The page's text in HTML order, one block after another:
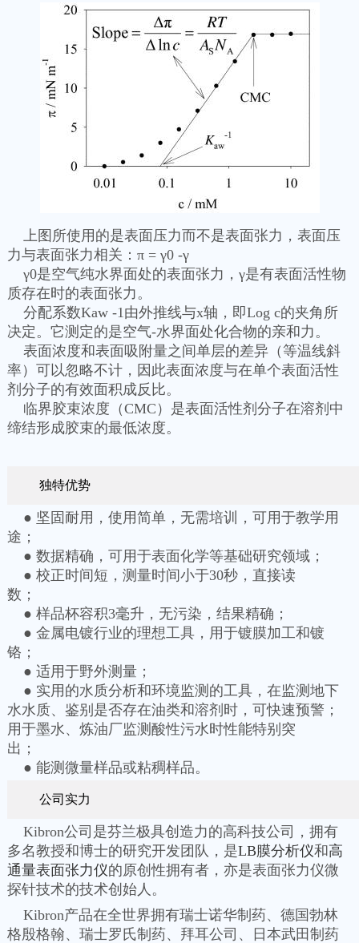
上图所使用的是表面压力而不是表面张力，表面压
力与表面张力相关：π = γ0 -γ
γ0是空气纯水界面处的表面张力，γ是有表面活性物
质存在时的表面张力。
分配系数Kaw -1由外推线与x轴，即Log c的夹角所
决定。它测定的是空气-水界面处化合物的亲和力。
表面浓度和表面吸附量之间单层的差异（等温线斜
率）可以忽略不计，因此表面浓度与在单个表面活性
剂分子的有效面积成反比。
临界胶束浓度（CMC）是表面活性剂分子在溶剂中
缔结形成胶束的最低浓度。
独特优势
● 坚固耐用，使用简单，无需培训，可用于教学用
途；
● 数据精确，可用于表面化学等基础研究领域；
● 校正时间短，测量时间小于30秒，直接读
数；
● 样品杯容积3毫升，无污染，结果精确；
● 金属电镀行业的理想工具，用于镀膜加工和镀
铬；
● 适用于野外测量；
● 实用的水质分析和环境监测的工具，在监测地下
水水质、鉴别是否存在油类和溶剂时，可快速预警；
用于墨水、炼油厂监测酸性污水时性能特别突
出；
● 能测微量样品或粘稠样品。
公司实力
Kibron公司是芬兰极具创造力的高科技公司，拥有
多名教授和博士的研究开发团队，是LB膜分析仪和高
通量表面张力仪的原创性拥有者，亦是表面张力仪微
探针技术的技术创始人。
Kibron产品在全世界拥有瑞士诺华制药、德国勃林
格殷格翰、瑞士罗氏制药、拜耳公司、日本武田制药